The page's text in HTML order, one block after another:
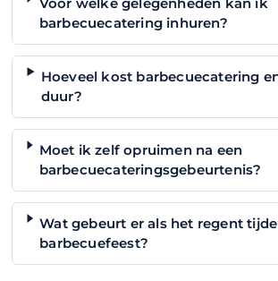
barbecuecatering inhuren?
Hoeveel kost barbecuecatering
duur?
Moet ik zelf opruimen na een
barbecuecateringsgebeurtenis?
Wat gebeurt er als het regent
barbecuefeest?